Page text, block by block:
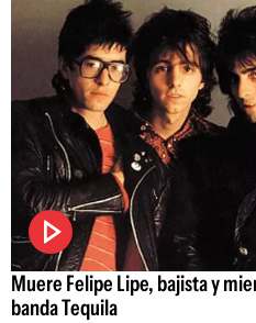
Muere Felipe Lipe, bajista y
banda Tequila